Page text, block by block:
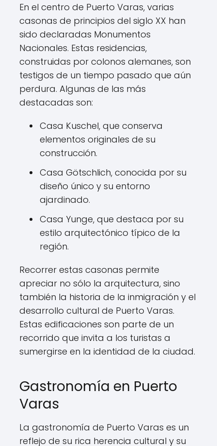
En el centro de Puerto Varas, varias
casonas de principios del siglo XX han
sido declaradas Monumentos
Nacionales. Estas residencias,
construidas por colonos alemanes, son
testigos de un tiempo pasado que aún
perdura. Algunas de las más
destacadas son:
Casa Kuschel, que conserva
elementos originales de su
construcción.
Casa Götschlich, conocida por su
diseño único y su entorno
ajardinado.
Casa Yunge, que destaca por su
estilo arquitectónico típico de la
región.
Recorrer estas casonas permite
apreciar no sólo la arquitectura, sino
también la historia de la inmigración y el
desarrollo cultural de Puerto Varas.
Estas edificaciones son parte de un
recorrido que invita a los turistas a
sumergirse en la identidad de la ciudad.
Gastronomía en Puerto
Varas
La gastronomía de Puerto Varas es un
reflejo de su rica herencia cultural y su